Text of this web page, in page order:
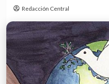
Redacción Central